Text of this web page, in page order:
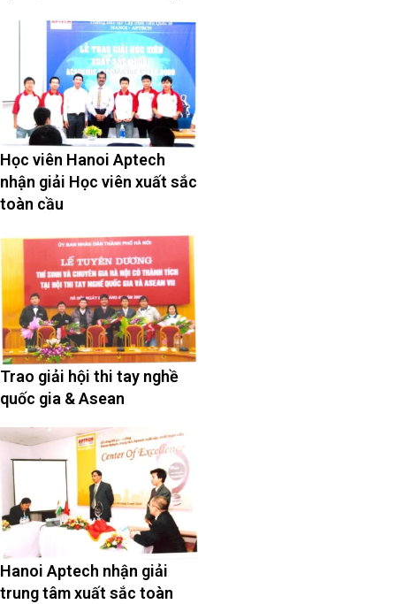
Học viên Hanoi Aptech
nhận giải Học viên xuất sắc
toàn cầu
Trao giải hội thi tay nghề
quốc gia & Asean
Hanoi Aptech nhận giải
trung tâm xuất sắc toàn